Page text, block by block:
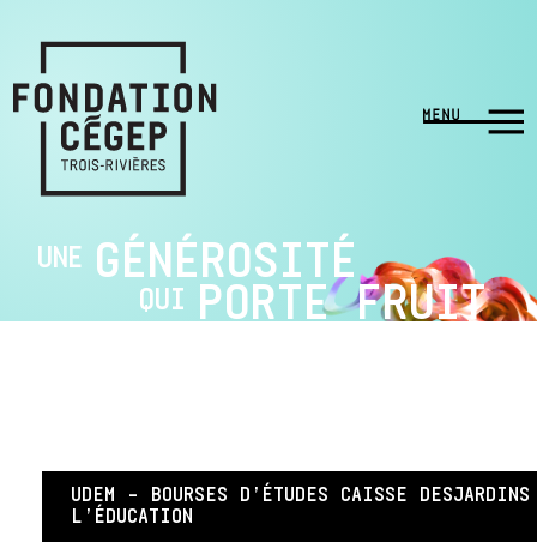
UNE GÉNÉROSITÉ
QUI PORTE FRUIT
UDEM – BOURSES D’ÉTUDES CAISSE
L’ÉDUCATION